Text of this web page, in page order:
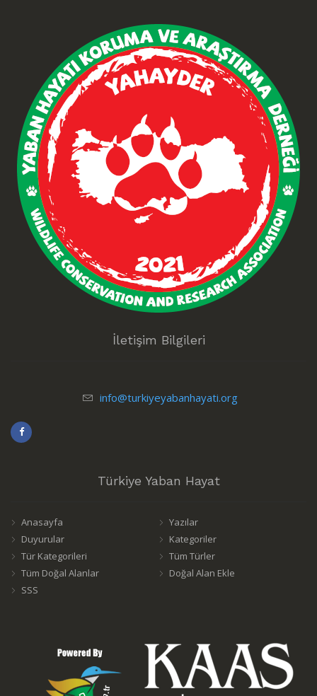
İletişim Bilgileri
info@turkiyeyabanhayati.org
Türkiye Yaban Hayat
Anasayfa
Yazılar
Duyurular
Kategoriler
Tür Kategorileri
Tüm Türler
Tüm Doğal Alanlar
Doğal Alan Ekle
SSS